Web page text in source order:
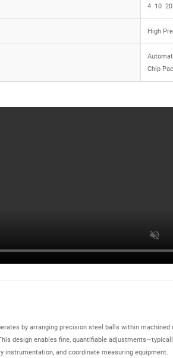
4 10 20
High
Chip
by arranging precision steel balls within
design enables fine, quantifiable
instrumentation, and coordinate measuring equipment.